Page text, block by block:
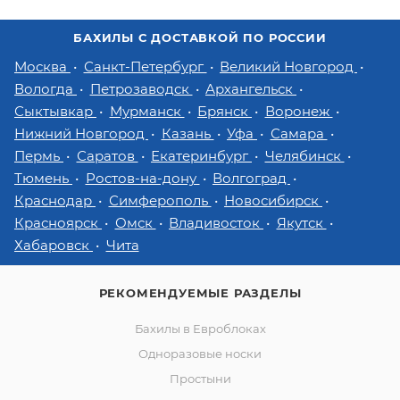
БАХИЛЫ С ДОСТАВКОЙ ПО РОССИИ
Москва Санкт-Петербург
Великий Новгород
Вологда
Петрозаводск
Архангельск
Сыктывкар
Мурманск Брянск
Воронеж
Нижний Новгород
Казань Уфа
Самара
Пермь
Саратов Екатеринбург
Челябинск
Тюмень
Ростов-на-дону
Волгоград
Краснодар
Симферополь
Новосибирск
Красноярск
Омск Владивосток
Якутск
Хабаровск
Чита
РЕКОМЕНДУЕМЫЕ РАЗДЕЛЫ
Бахилы в Евроблоках
Одноразовые носки
Простыни